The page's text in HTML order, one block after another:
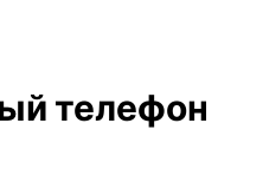
телефон